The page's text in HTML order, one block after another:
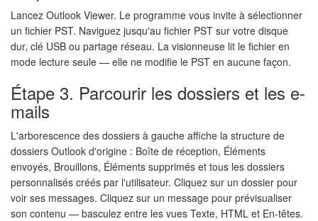
Lancez Outlook Viewer. Le programme vous invite à sélectionner
un fichier PST. Naviguez jusqu'au fichier PST sur votre disque
dur, clé USB ou partage réseau. La visionneuse lit le fichier en
mode lecture seule — elle ne modifie le PST en aucune façon.
Étape 3. Parcourir les dossiers et les e-
mails
L'arborescence des dossiers à gauche affiche la structure de
dossiers Outlook d'origine : Boîte de réception, Éléments
envoyés, Brouillons, Éléments supprimés et tous les dossiers
personnalisés créés par l'utilisateur. Cliquez sur un dossier pour
voir ses messages. Cliquez sur un message pour prévisualiser
son contenu — basculez entre les vues Texte, HTML et En-têtes.